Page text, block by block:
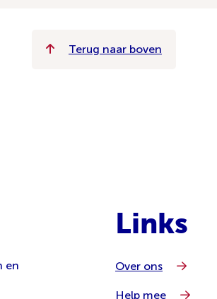
Terug naar boven
en
Links
Over ons
Help mee